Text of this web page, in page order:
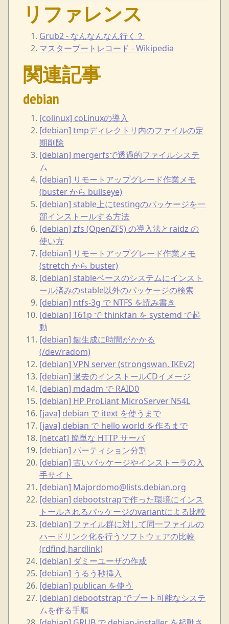
リファレンス
Grub2 - なんなんなん行く？
マスターブートレコード - Wikipedia
関連記事
debian
[colinux] coLinuxの導入
[debian] tmpディレクトリ内のファイルの定
期削除
[debian] mergerfsで透過的ファイルシステ
ム
[debian] リモートアップグレード作業メモ
(buster から bullseye)
[debian] stable上にtestingのパッケージを一
部インストールする方法
[debian] zfs (OpenZFS) の導入法とraidz の
使い方
[debian] リモートアップグレード作業メモ
(stretch から buster)
[debian] stableベースのシステムにインスト
ール済みのstable以外のパッケージの検索
[debian] ntfs-3g で NTFS を読み書き
[debian] T61p で thinkfan を systemd で起
動
[debian] 鍵生成に時間がかかる
(/dev/radom)
[debian] VPN server (strongswan, IKEv2)
[debian] 過去のインストールCDイメージ
[debian] mdadm で RAID0
[debian] HP ProLiant MicroServer N54L
[java] debian で itext を使うまで
[java] debian で hello world を作るまで
[netcat] 簡単な HTTP サーバ
[debian] パーティション分割
[debian] 古いパッケージやインストーラの入
手サイト
[debian] Majordomo@lists.debian.org
[debian] debootstrapで作った環境にインス
トールされるパッケージのvariantによる比較
[debian] ファイル群に対して同一ファイルの
ハードリンク化を行うソフトウェアの比較
(rdfind,hardlink)
[debian] ダミーユーザの作成
[debian] うるう秒挿入
[debian] publican を使う
[debian] debootstrap でブート可能なシステ
ムを作る手順